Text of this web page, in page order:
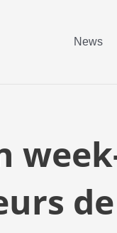
News